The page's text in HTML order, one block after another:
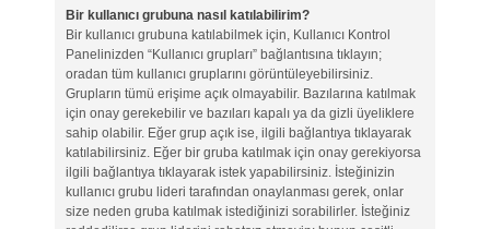
Bir kullanıcı grubuna nasıl katılabilirim?
Bir kullanıcı grubuna katılabilmek için, Kullanıcı Kontrol
Panelinizden “Kullanıcı grupları” bağlantısına tıklayın;
oradan tüm kullanıcı gruplarını görüntüleyebilirsiniz.
Grupların tümü erişime açık olmayabilir. Bazılarına katılmak
için onay gerekebilir ve bazıları kapalı ya da gizli üyeliklere
sahip olabilir. Eğer grup açık ise, ilgili bağlantıya tıklayarak
katılabilirsiniz. Eğer bir gruba katılmak için onay gerekiyorsa
ilgili bağlantıya tıklayarak istek yapabilirsiniz. İsteğinizin
kullanıcı grubu lideri tarafından onaylanması gerek, onlar
size neden gruba katılmak istediğinizi sorabilirler. İsteğiniz